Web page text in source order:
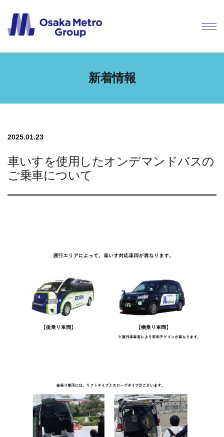
新着情報
2025.01.23
車いすを使用したオンデマンドバスの
ご乗車について